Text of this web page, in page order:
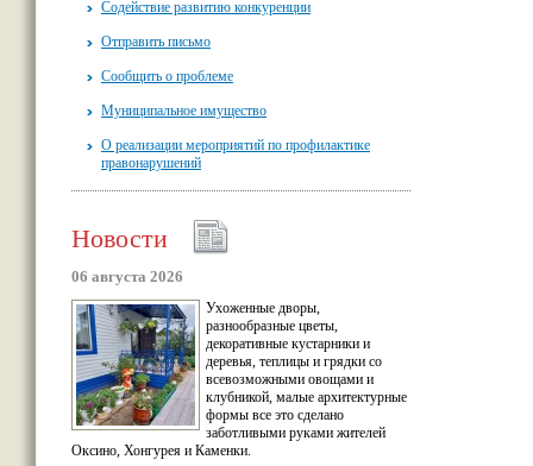
Содействие развитию конкуренции
Отправить письмо
Сообщить о проблеме
Муниципальное имущество
О реализации мероприятий по профилактике
правонарушений
Новости
06 августа 2026
Ухоженные дворы,
разнообразные цветы,
декоративные кустарники и
деревья, теплицы и грядки со
всевозможными овощами и
клубникой, малые архитектурные
формы все это сделано
заботливыми руками жителей
Оксино, Хонгурея и Каменки.